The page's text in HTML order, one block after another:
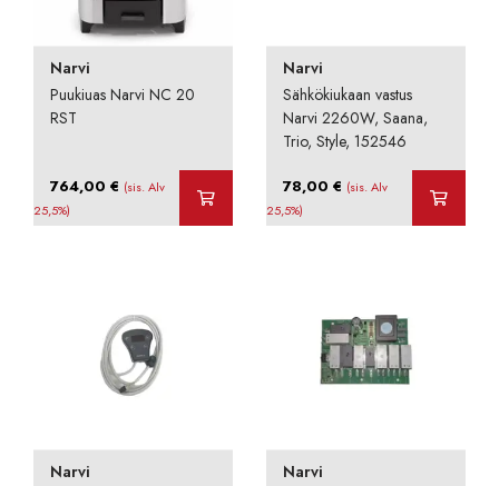
Narvi
Puukiuas Narvi NC 20
RST
764,00€ (sis. Alv
25,5%)
Narvi
Sähkökiukaan vastus
Narvi 2260W, Saana,
Trio, Style, 152546
78,00€ (sis. Alv
25,5%)
Narvi
Narvi